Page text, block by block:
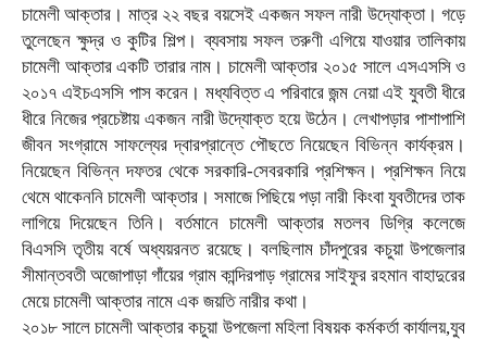
চামেলী আক্তার। মাত্র ২২ বছর বয়সেই একজন সফল নারী উদ্যোক্তা। গড়ে
তুলেছেন ক্ষুদ্র ও কুটির শিল্প। ব্যবসায় সফল তরুণী এগিয়ে যাওয়ার তালিকায়
চামেলী আক্তার একটি তারার নাম। চামেলী আক্তার ২০১৫ সালে এসএসসি ও
২০১৭ এইচএসসি পাস করেন। মধ্যবিত্ত এ পরিবারে জন্ম নেয়া এই যুবতী ধীরে
ধীরে নিজের প্রচেষ্টায় একজন নারী উদ্যোক্ত হয়ে উঠেন। লেখাপড়ার পাশাপাশি
জীবন সংগ্রামে সাফল্যের দ্বারপ্রান্তে পৌছতে নিয়েছেন বিভিন্ন কার্যক্রম।
নিয়েছেন বিভিন্ন দফতর থেকে সরকারি-সেবরকারি প্রশিক্ষন। প্রশিক্ষন নিয়ে
থেমে থাকেননি চামেলী আক্তার। সমাজে পিছিয়ে পড়া নারী কিংবা যুবতীদের তাক
লাগিয়ে দিয়েছেন তিনি। বর্তমানে চামেলী আক্তার মতলব ডিগ্রি কলেজে
বিএসসি তৃতীয় বর্ষে অধ্যয়রনত রয়েছে। বলছিলাম চাঁদপুরের কচুয়া উপজেলার
সীমান্তবতী অজোপাড়া গাঁয়ের গ্রাম কান্দিরপাড় গ্রামের সাইফুর রহমান বাহাদুরের
মেয়ে চামেলী আক্তার নামে এক জয়তি নারীর কথা।
২০১৮ সালে চামেলী আক্তার কচুয়া উপজেলা মহিলা বিষয়ক কর্মকর্তা কার্যালয়,যুব